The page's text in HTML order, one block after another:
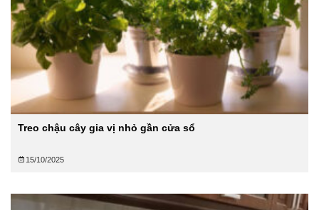
Treo chậu cây gia vị nhỏ gần cửa sổ
15/10/2025